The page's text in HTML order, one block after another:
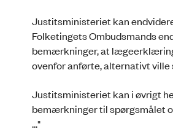
Justitsministeriet kan
Folketingets Ombudsmands
bemærkninger, at
ovenfor anførte, alternativt
Justitsministeriet kan i øvrigt
bemærkninger til spørgsmålet
..."